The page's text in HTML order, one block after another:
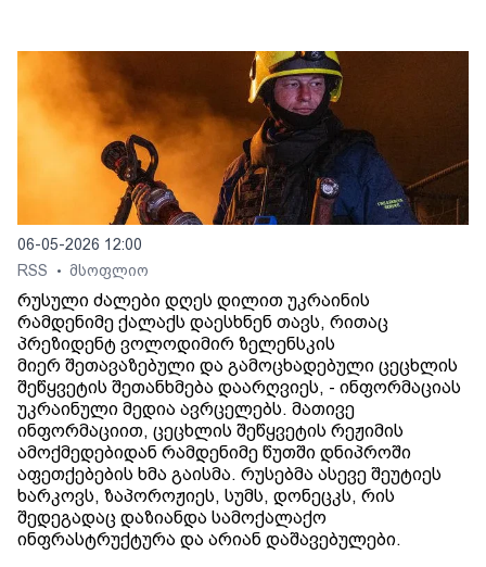
06-05-2026 12:00
RSS
• მსოფლიო
რუსული ძალები დღეს დილით უკრაინის
რამდენიმე ქალაქს დაესხნენ თავს, რითაც
პრეზიდენტ ვოლოდიმირ ზელენსკის
მიერ შეთავაზებული და გამოცხადებული ცეცხლის
შეწყვეტის შეთანხმება დაარღვიეს, - ინფორმაციას
უკრაინული მედია ავრცელებს. მათივე
ინფორმაციით, ცეცხლის შეწყვეტის რეჟიმის
ამოქმედებიდან რამდენიმე წუთში დნიპროში
აფეთქებების ხმა გაისმა. რუსებმა ასევე შეუტიეს
ხარკოვს, ზაპოროჟიეს, სუმს, დონეცკს, რის
შედეგადაც დაზიანდა სამოქალაქო
ინფრასტრუქტურა და არიან დაშავებულები.